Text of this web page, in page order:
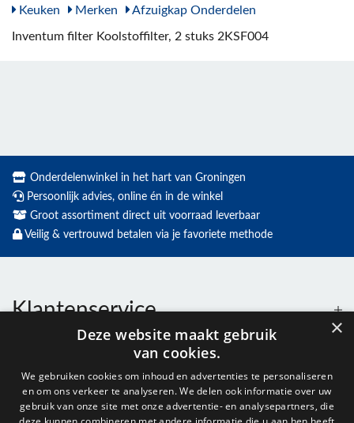
Keuken
Merken Afzuigkap Onderdelen
Inventum filter Koolstoffilter, 2 stuks 2KSF004
Onderdelenwinkel in het hart van Groningen
Persoonlijk advies, online én in de winkel
Groot assortiment direct uit voorraad leverbaar
Veilig & vertrouwd betalen via je favoriete methode
Klantenservice
Openingstijden
×
Deze website maakt gebruik
van cookies.
We gebruiken cookies om inhoud en advertenties te personaliseren
en om ons verkeer te analyseren. We delen ook informatie over uw
gebruik van onze site met onze advertentie- en analysepartners, die